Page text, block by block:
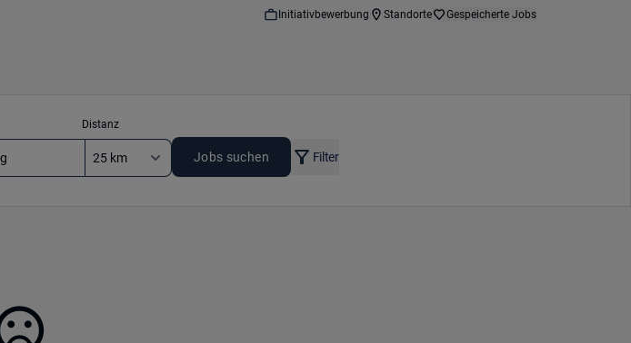
Initiativbewerbung Standorte Gespeicherte Jobs
Distanz
Jobs suchen Filter